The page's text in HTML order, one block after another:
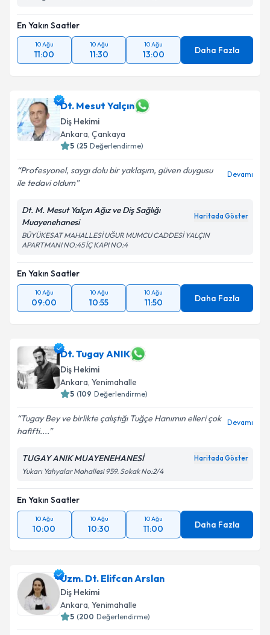
En Yakın Saatler
10 Ağu
11:00
10 Ağu
11:30
10 Ağu
13:00 Daha Fazla
Dt. Mesut Yalçın
Diş Hekimi
Ankara, Çankaya
5 (25 Değerlendirme)
Profesyonel, saygı dolu bir yaklaşım, güven duygusu
ile tedavi oldum
Devamı
Dt. M. Mesut Yalçın Ağız ve Diş Sağlığı
Muayenehanesi
Haritada Göster
BÜYÜKESAT MAHALLESİ UĞUR MUMCU CADDESİ YALÇIN
APARTMANI NO:45 İÇ KAPI NO:4
En Yakın Saatler
10 Ağu
09:00
10 Ağu
10:55
10 Ağu
11:50 Daha Fazla
Dt. Tugay ANIK
Diş Hekimi
Ankara, Yenimahalle
5 (109 Değerlendirme)
Tugay Bey ve birlikte çalıştığı Tuğçe Hanımın elleri çok
hafifti....
Devamı
TUGAY ANIK MUAYENEHANESİ Haritada Göster
Yukarı Yahyalar Mahallesi 959. Sokak No:2/4
En Yakın Saatler
10 Ağu
10:00
10 Ağu
10:30
10 Ağu
11:00 Daha Fazla
Uzm. Dt. Elifcan Arslan
Diş Hekimi
Ankara, Yenimahalle
5 (200 Değerlendirme)